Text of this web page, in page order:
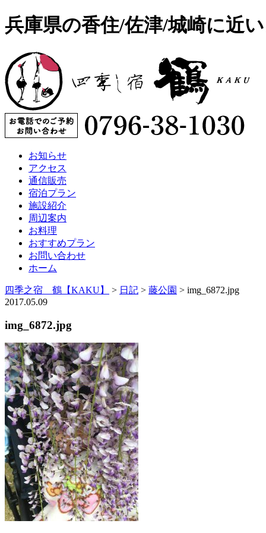
兵庫県の香住/佐津/城崎に近
お知らせ
アクセス
通信販売
宿泊プラン
施設紹介
周辺案内
お料理
おすすめプラン
お問い合わせ
ホーム
四季之宿 鶴【KAKU】 > 日記 > 藤公園 > img_6872.jpg
2017.05.09
img_6872.jpg